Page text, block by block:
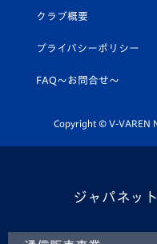
平和祈念活動
ホームタウン活動
スクール
ヴィヴィくんインスタグ
公式LINE＠
クラブ概要
プライバシーポリシー
FAQ〜お問合せ〜
Copyright © V-VAREN
ジャパネッ